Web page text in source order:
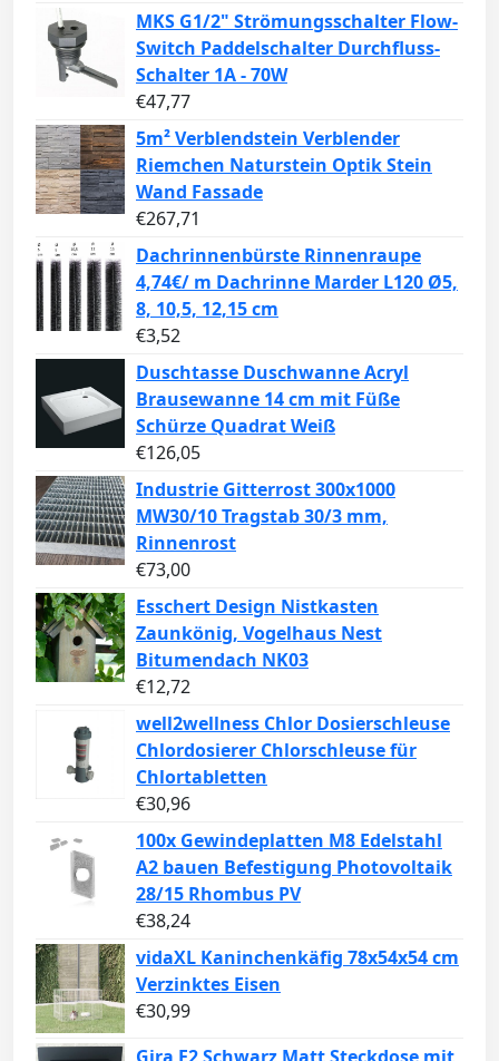
MKS G1/2" Strömungsschalter Flow-
Switch Paddelschalter Durchfluss-
Schalter 1A - 70W
€47,77
5m² Verblendstein Verblender
Riemchen Naturstein Optik Stein
Wand Fassade
€267,71
Dachrinnenbürste Rinnenraupe
4,74€/ m Dachrinne Marder L120 Ø5,
8, 10,5, 12,15 cm
€3,52
Duschtasse Duschwanne Acryl
Brausewanne 14 cm mit Füße
Schürze Quadrat Weiß
€126,05
Industrie Gitterrost 300x1000
MW30/10 Tragstab 30/3 mm,
Rinnenrost
€73,00
Esschert Design Nistkasten
Zaunkönig, Vogelhaus Nest
Bitumendach NK03
€12,72
well2wellness Chlor Dosierschleuse
Chlordosierer Chlorschleuse für
Chlortabletten
€30,96
100x Gewindeplatten M8 Edelstahl
A2 bauen Befestigung Photovoltaik
28/15 Rhombus PV
€38,24
vidaXL Kaninchenkäfig 78x54x54 cm
Verzinktes Eisen
€30,99